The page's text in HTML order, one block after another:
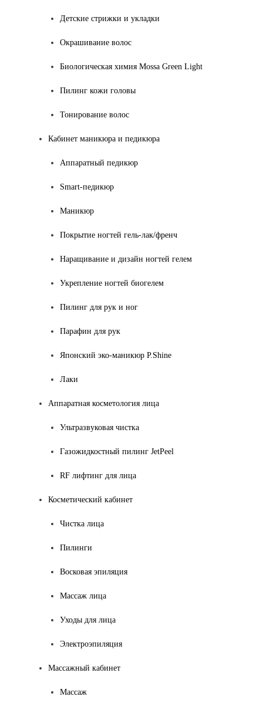
Детские стрижки и укладки
Окрашивание волос
Биологическая химия Mossa Green Light
Пилинг кожи головы
Тонирование волос
Кабинет маникюра и педикюра
Аппаратный педикюр
Smart-педикюр
Маникюр
Покрытие ногтей гель-лак/френч
Наращивание и дизайн ногтей гелем
Укрепление ногтей биогелем
Пилинг для рук и ног
Парафин для рук
Японский эко-маникюр P.Shine
Лаки
Аппаратная косметология лица
Ультразвуковая чистка
Газожидкостный пилинг JetPeel
RF лифтинг для лица
Косметический кабинет
Чистка лица
Пилинги
Восковая эпиляция
Массаж лица
Уходы для лица
Электроэпиляция
Массажный кабинет
Массаж